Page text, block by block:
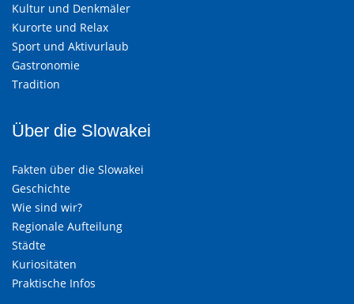
Kultur und Denkmäler
Kurorte und Relax
Sport und Aktivurlaub
Gastronomie
Tradition
Über die Slowakei
Fakten über die Slowakei
Geschichte
Wie sind wir?
Regionale Aufteilung
Städte
Kuriositäten
Praktische Infos